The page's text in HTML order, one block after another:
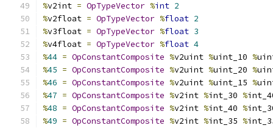
%v2int = OpTypeVector %int 2
%v2float = OpTypeVector %float 2
%v3float = OpTypeVector %float 3
%v4float = OpTypeVector %float 4
%44 = OpConstantComposite %v2uint %uint_10 %
%45 = OpConstantComposite %v2uint %uint_20 %
%46 = OpConstantComposite %v2uint %uint_15 %
%47 = OpConstantComposite %v2int %int_30 %
%48 = OpConstantComposite %v2int %int_40 %
%49 = OpConstantComposite %v2int %int_35 %